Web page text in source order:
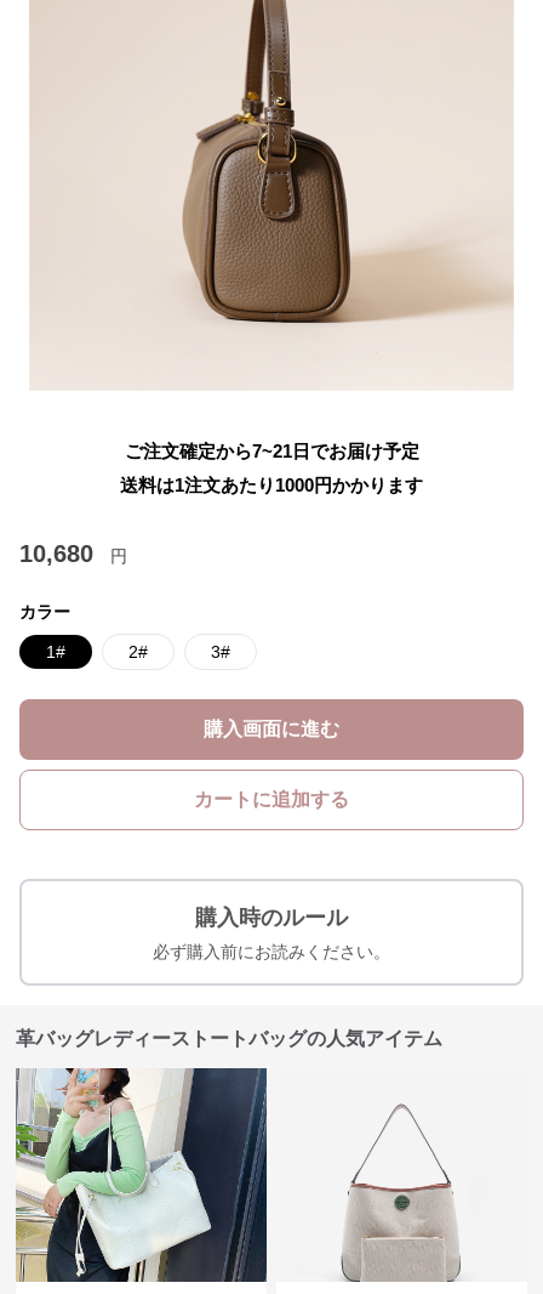
ご注文確定から7~21日でお届け予定
送料は1注文あたり 1000円かかります
10,680 円
カラー
1# 2# 3#
購入画面に進む
カートに追加する
購入時のルール
必ず購入前にお読みください。
革バッグレディーストートバッグの人気アイテム